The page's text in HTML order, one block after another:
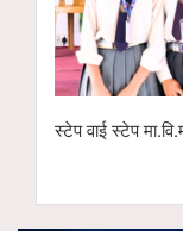
स्टेप वाई स्टेप